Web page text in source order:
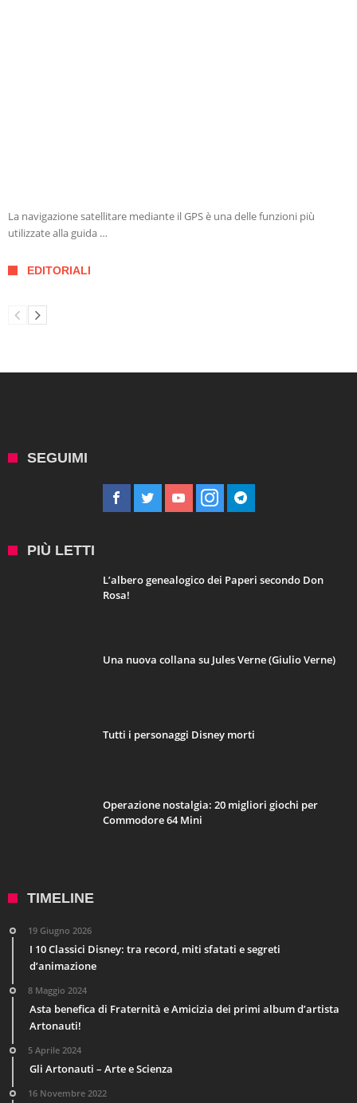
La navigazione satellitare mediante il GPS è una delle funzioni più
utilizzate alla guida …
EDITORIALI
SEGUIMI
PIÙ LETTI
L’albero genealogico dei Paperi secondo Don
Rosa!
Una nuova collana su Jules Verne (Giulio Verne)
Tutti i personaggi Disney morti
Operazione nostalgia: 20 migliori giochi per
Commodore 64 Mini
TIMELINE
19 Giugno 2026
I 10 Classici Disney: tra record, miti sfatati e segreti
d’animazione
8 Maggio 2024
Asta benefica di Fraternità e Amicizia dei primi album d’artista
Artonauti!
5 Aprile 2024
Gli Artonauti – Arte e Scienza
16 Novembre 2022